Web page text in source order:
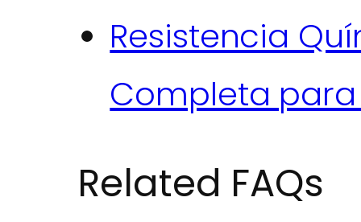
Resistencia
Completa para
Related FAQs